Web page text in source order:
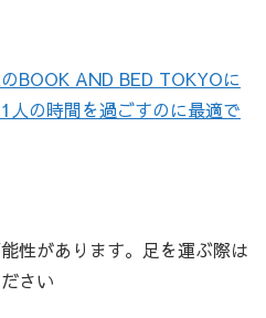
BOOK AND BED TOKYOに
人の時間を過ごすのに最適で
性があります。足を運ぶ際は
さい